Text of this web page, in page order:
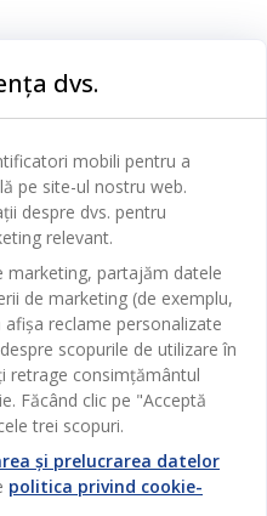
mun. Chișinău, Republica
dvs.
mobili pentru a
pe site-ul nostru web.
despre dvs. pentru
relevant.
marketing, partajăm datele
de marketing (de exemplu,
reclame personalizate
scopurile de utilizare în
retrage consimțământul
Făcând clic pe "Acceptă
trei scopuri.
și prelucrarea datelor
politica privind cookie-